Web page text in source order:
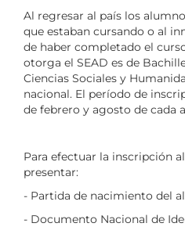
Al regresar al país los
que estaban cursando o al
de haber completado el
otorga el SEAD es de
Ciencias Sociales y
nacional. El período de
de febrero y agosto de cada
Para efectuar la inscripción
presentar:
- Partida de nacimiento del
- Documento Nacional de